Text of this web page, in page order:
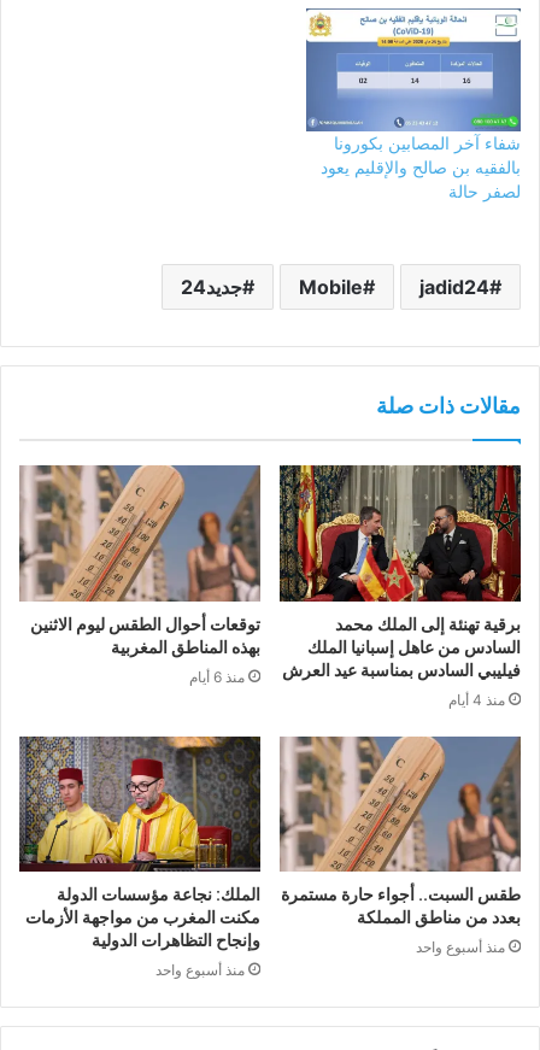
شفاء آخر المصابين بكورونا
بالفقيه بن صالح والإقليم يعود
لصفر حالة
jadid24
Mobile جديد24
مقالات ذات صلة
برقية تهنئة إلى الملك محمد
السادس من عاهل إسبانيا الملك
فيليبي السادس بمناسبة عيد العرش
منذ 4 أيام
توقعات أحوال الطقس ليوم الاثنين
بهذه المناطق المغربية
منذ 6 أيام
طقس السبت.. أجواء حارة مستمرة
بعدد من مناطق المملكة
منذ أسبوع واحد
الملك: نجاعة مؤسسات الدولة
مكنت المغرب من مواجهة الأزمات
وإنجاح التظاهرات الدولية
منذ أسبوع واحد